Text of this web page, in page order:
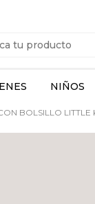
NIÑOS
BOLSILLO LITTLE